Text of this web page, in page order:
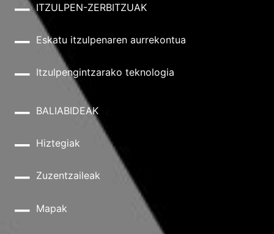
ITZULPEN-ZERBITZUAK
Eskatu itzulpenaren aurrekontua
Itzulpengintzarako teknologia
BALIABIDEAK
Hiztegiak
Zuzentzaileak
Mapak